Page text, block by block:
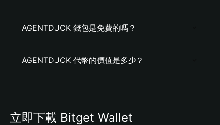
AGENTDUCK 錢包是免費的嗎？
AGENTDUCK 代幣的價值是多少？
立即下載 Bitget Wallet